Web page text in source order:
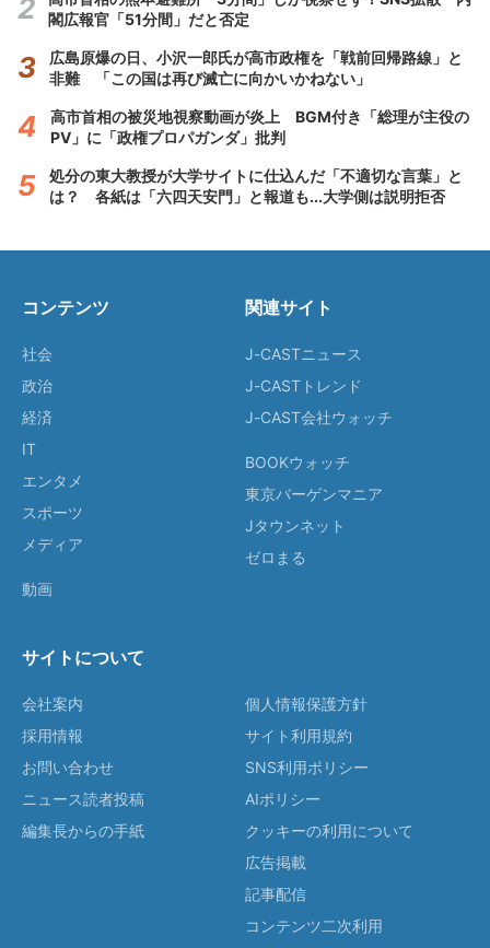
閣広報官「51分間」だと否定
広島原爆の日、小沢一郎氏が高市政権を「戦前回帰路線」と
非難 「この国は再び滅亡に向かいかねない」
高市首相の被災地視察動画が炎上 BGM付き「総理が主役の
PV」に「政権プロパガンダ」批判
処分の東大教授が大学サイトに仕込んだ「不適切な言葉」と
は？ 各紙は「六四天安門」と報道も...大学側は説明拒否
コンテンツ
社会
政治
経済
IT
エンタメ
スポーツ
メディア
動画
関連サイト
J-CASTニュース
J-CASTトレンド
J-CAST会社ウォッチ
BOOKウォッチ
東京バーゲンマニア
Jタウンネット
ゼロまる
サイトについて
会社案内
採用情報
お問い合わせ
ニュース読者投稿
編集長からの手紙
個人情報保護方針
サイト利用規約
SNS利用ポリシー
AIポリシー
クッキーの利用について
広告掲載
記事配信
コンテンツ二次利用